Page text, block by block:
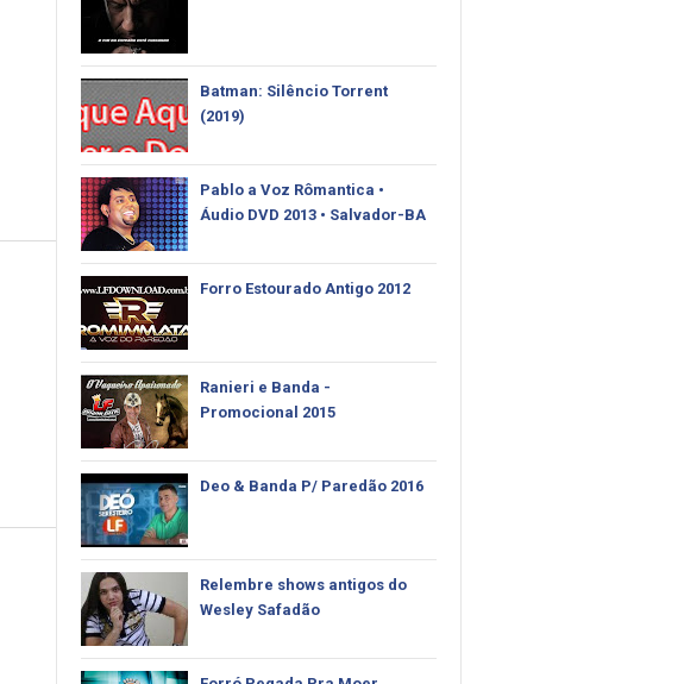
Batman: Silêncio Torrent
(2019)
Pablo‬ a Voz Rômantica •
Áudio DVD 2013 • Salvador-BA
Forro Estourado Antigo 2012
Ranieri e Banda -
Promocional 2015
Deo & Banda P/ Paredão 2016
Relembre shows antigos do
Wesley Safadão